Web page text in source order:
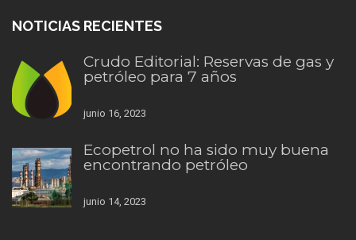
NOTICIAS RECIENTES
Crudo Editorial: Reservas de gas y
petróleo para 7 años
junio 16, 2023
Ecopetrol no ha sido muy buena
encontrando petróleo
junio 14, 2023